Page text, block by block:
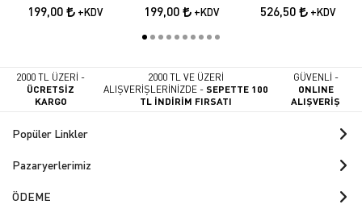
199,00 +KDV 199,00 +KDV 526,50 +KDV
2000 TL ÜZERİ -
ÜCRETSİZ
KARGO
2000 TL VE ÜZERİ
ALIŞVERİŞLERİNİZDE -SEPETTE 100
TL İNDİRİM FIRSATI
GÜVENLİ -
ONLINE
ALIŞVERİŞ
Popüler Linkler
Pazaryerlerimiz
ÖDEME